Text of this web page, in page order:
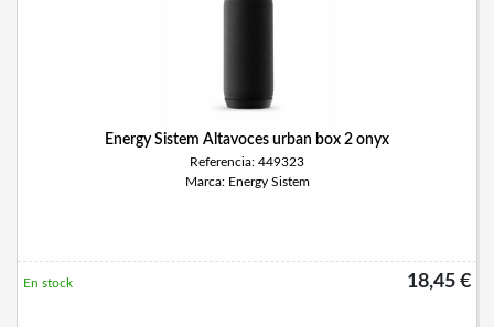
Energy Sistem Altavoces urban box 2 onyx
Referencia: 449323
Marca: Energy Sistem
18,45 €
En stock